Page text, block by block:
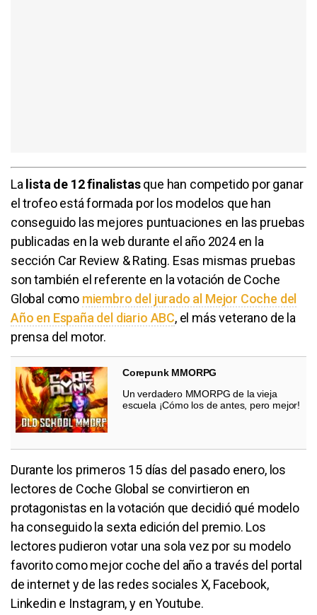
La lista de 12 finalistasque han competido por ganar
el trofeo está formada por los modelos que han
conseguido las mejores puntuaciones en las pruebas
publicadas en la web durante el año 2024 en la
sección Car Review & Rating. Esas mismas pruebas
son también el referente en la votación de Coche
Global como miembro del jurado al Mejor Coche del
Año en España del diario ABC, el más veterano de la
prensa del motor.
Corepunk MMORPG
Un verdadero MMORPG de la vieja
escuela ¡Cómo los de antes, pero mejor!
Durante los primeros 15 días del pasado enero, los
lectores de Coche Global se convirtieron en
protagonistas en la votación que decidió qué modelo
ha conseguido la sexta edición del premio. Los
lectores pudieron votar una sola vez por su modelo
favorito como mejor coche del año a través del portal
de internet y de las redes sociales X, Facebook,
Linkedin e Instagram, y en Youtube.